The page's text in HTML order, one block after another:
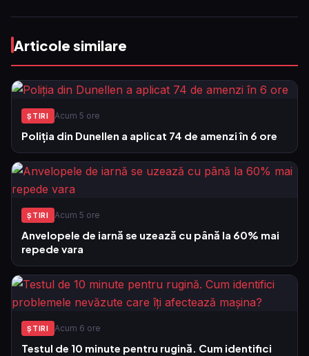
Articole similare
ŞTIRI Acum 5 ore
Poliția din Dunellen a aplicat 74 de amenzi în 6 ore
ŞTIRI Acum 5 ore
Anvelopele de iarnă se uzează cu până la 60% mai
repede vara
ŞTIRI Acum 6 ore
Testul de 10 minute pentru rugină. Cum identifici